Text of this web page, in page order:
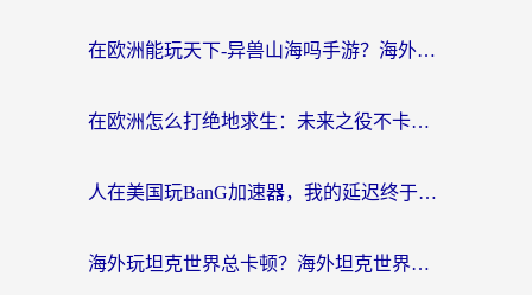
在欧洲能玩天下-异兽山海吗手游？海外玩家的加速器生存指南
在欧洲怎么打绝地求生：未来之役不卡？留学生亲测的加速器避坑指南
人在美国玩BanG加速器，我的延迟终于绿了
海外玩坦克世界总卡顿？海外坦克世界加速器有哪些？实测好用的选择在这里